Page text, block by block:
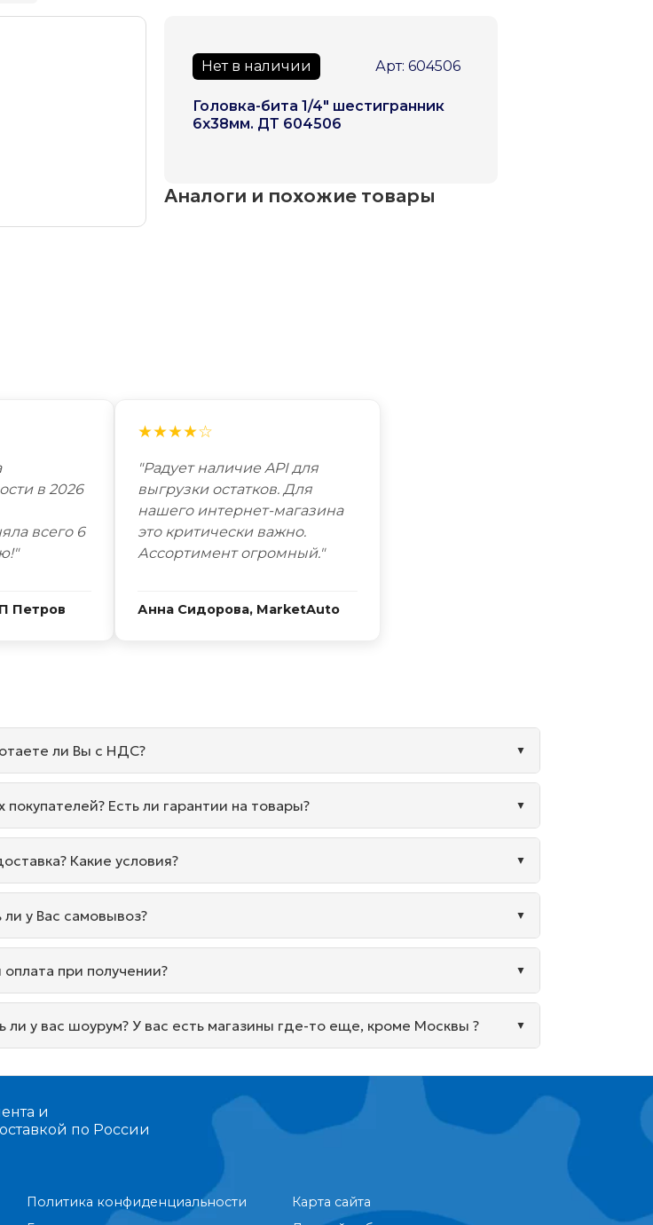
Арт: 604506
Нет в наличии
Головка-бита 1/4" шестигранник
6х38мм. ДТ 604506
Аналоги и похожие товары
в 2026
всего 6
Петров
★★★★☆
"Радует наличие API для
выгрузки остатков. Для
нашего интернет-магазина
это критически важно.
Ассортимент огромный."
Анна Сидорова, MarketAuto
ли Вы с НДС?
Есть ли гарантии на товары?
Какие условия?
ли у Вас самовывоз?
оплата при получении?
у вас шоурум? У вас есть магазины где-то еще, кроме Москвы ?
и
по России
Политика конфиденциальности
Карта сайта